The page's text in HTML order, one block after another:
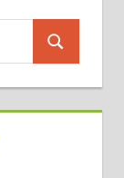
Suchen